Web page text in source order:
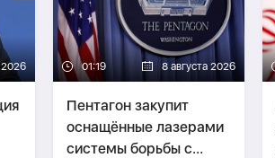
2026 01:19 8 августа 2026
Пентагон закупит
оснащённые лазерами
системы борьбы с